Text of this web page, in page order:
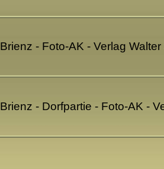
Brienz - Foto-AK - Verlag
Brienz - Dorfpartie - Foto-AK -